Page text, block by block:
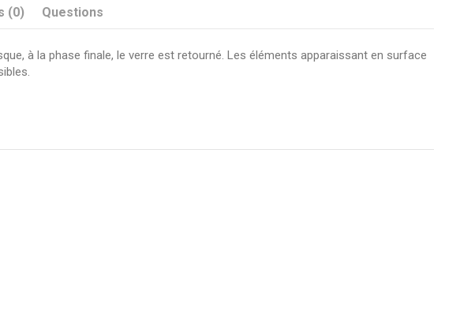
(0) Questions
à la phase finale, le verre est retourné. Les éléments apparaissant en surface